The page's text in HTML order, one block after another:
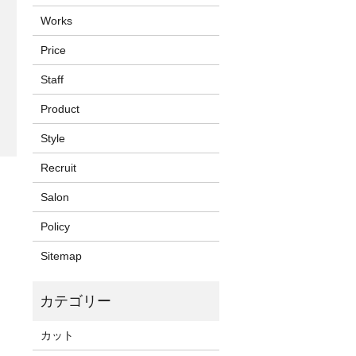
Works
Price
Staff
Product
Style
Recruit
Salon
Policy
Sitemap
カット